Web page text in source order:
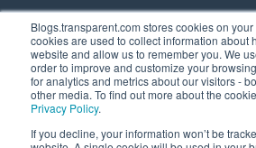
Blogs.transparent.com stores cookies on
cookies are used to collect information about
website and allow us to remember you. We
order to improve and customize your
for analytics and metrics about our visitors -
other media. To find out more about the
Privacy Policy.
If you decline, your information won’t be
61 Spit Brook Rd,
Nashua, NH 03060